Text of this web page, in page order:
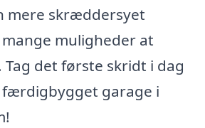
mere skræddersyet
muligheder at
det første skridt i dag
garage i